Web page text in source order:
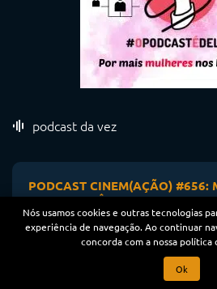
podcast da vez
PODCAST CINEM(AÇÃO) #656:
AMOR ROMÂNTICO NO CINEMA
31/07/2026
Nós usamos cookies e outras tecnologias
experiência de navegação. Ao continuar
concorda com a nossa política
Ok